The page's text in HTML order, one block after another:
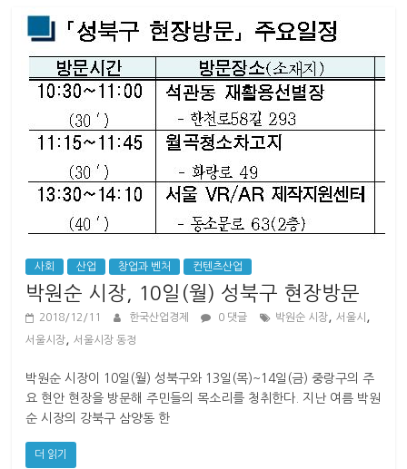
사회 산업 창업과 벤처 컨텐츠산업
박원순 시장, 10일(월) 성북구 현장방문
2018/12/11 한국산업경제 0 댓글 박원순 시장 서울시
서울시장 서울시장 동정
박원순 시장이 10일(월) 성북구와 13일(목)~14일(금) 중랑구의 주
요 현안 현장을 방문해 주민들의 목소리를 청취한다. 지난 여름 박원
순 시장의 강북구 삼양동 한
더 읽기